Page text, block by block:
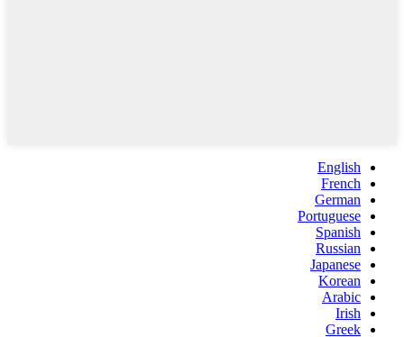
English
French
German
Portuguese
Spanish
Russian
Japanese
Korean
Arabic
Irish
Greek